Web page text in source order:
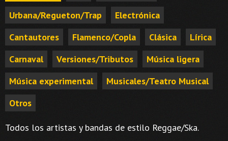
Urbana/Regueton/Trap
Electrónica
Cantautores
Flamenco/Copla Clásica
Lírica
Carnaval
Versiones/Tributos
Música ligera
Música experimental
Musicales/Teatro Musical
Otros
Todos los artistas y bandas de estilo Reggae/Ska.